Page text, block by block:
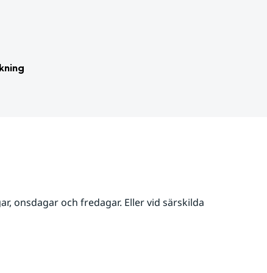
onsdagar och fredagar. Eller vid särskilda